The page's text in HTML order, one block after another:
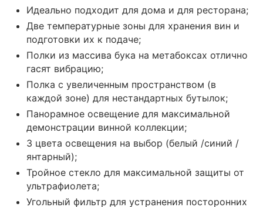
Идеально подходит для дома и для ресторана;
Две температурные зоны для хранения вин и
подготовки их к подаче;
Полки из массива бука на метабоксах отлично
гасят вибрацию;
Полка с увеличенным пространством (в
каждой зоне) для нестандартных бутылок;
Панорамное освещение для максимальной
демонстрации винной коллекции;
3 цвета освещения на выбор (белый /синий /
янтарный);
Тройное стекло для максимальной защиты от
ультрафиолета;
Угольный фильтр для устранения посторонних